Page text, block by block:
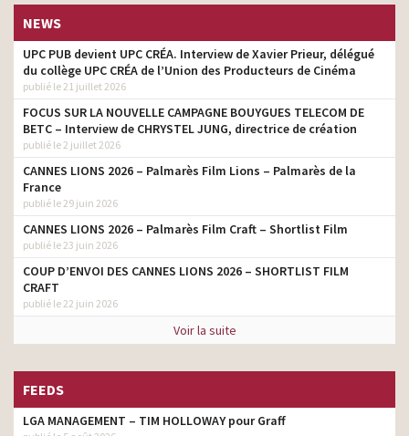
NEWS
UPC PUB devient UPC CRÉA. Interview de Xavier Prieur, délégué
du collège UPC CRÉA de l’Union des Producteurs de Cinéma
publié le 21 juillet 2026
FOCUS SUR LA NOUVELLE CAMPAGNE BOUYGUES TELECOM DE
BETC – Interview de CHRYSTEL JUNG, directrice de création
publié le 2 juillet 2026
CANNES LIONS 2026 – Palmarès Film Lions – Palmarès de la
France
publié le 29 juin 2026
CANNES LIONS 2026 – Palmarès Film Craft – Shortlist Film
publié le 23 juin 2026
COUP D’ENVOI DES CANNES LIONS 2026 – SHORTLIST FILM
CRAFT
publié le 22 juin 2026
Voir la suite
FEEDS
LGA MANAGEMENT – TIM HOLLOWAY pour Graff